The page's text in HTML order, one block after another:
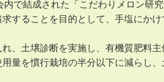
で結成された「こだわりメロン研
することを目的として、手塩にかけ
、土壌診断を実施し、有機質肥料主
量を慣行栽培の半分以下に減らし